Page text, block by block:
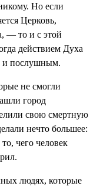
Но если
Церковь,
— то и с этой
действием Духа
и послушным.
не смогли
город
свою смертную
нечто большее:
чего человек
людях, которые